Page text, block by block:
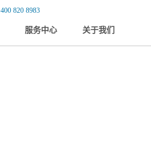
400 820 8983
服务中心 关于我们